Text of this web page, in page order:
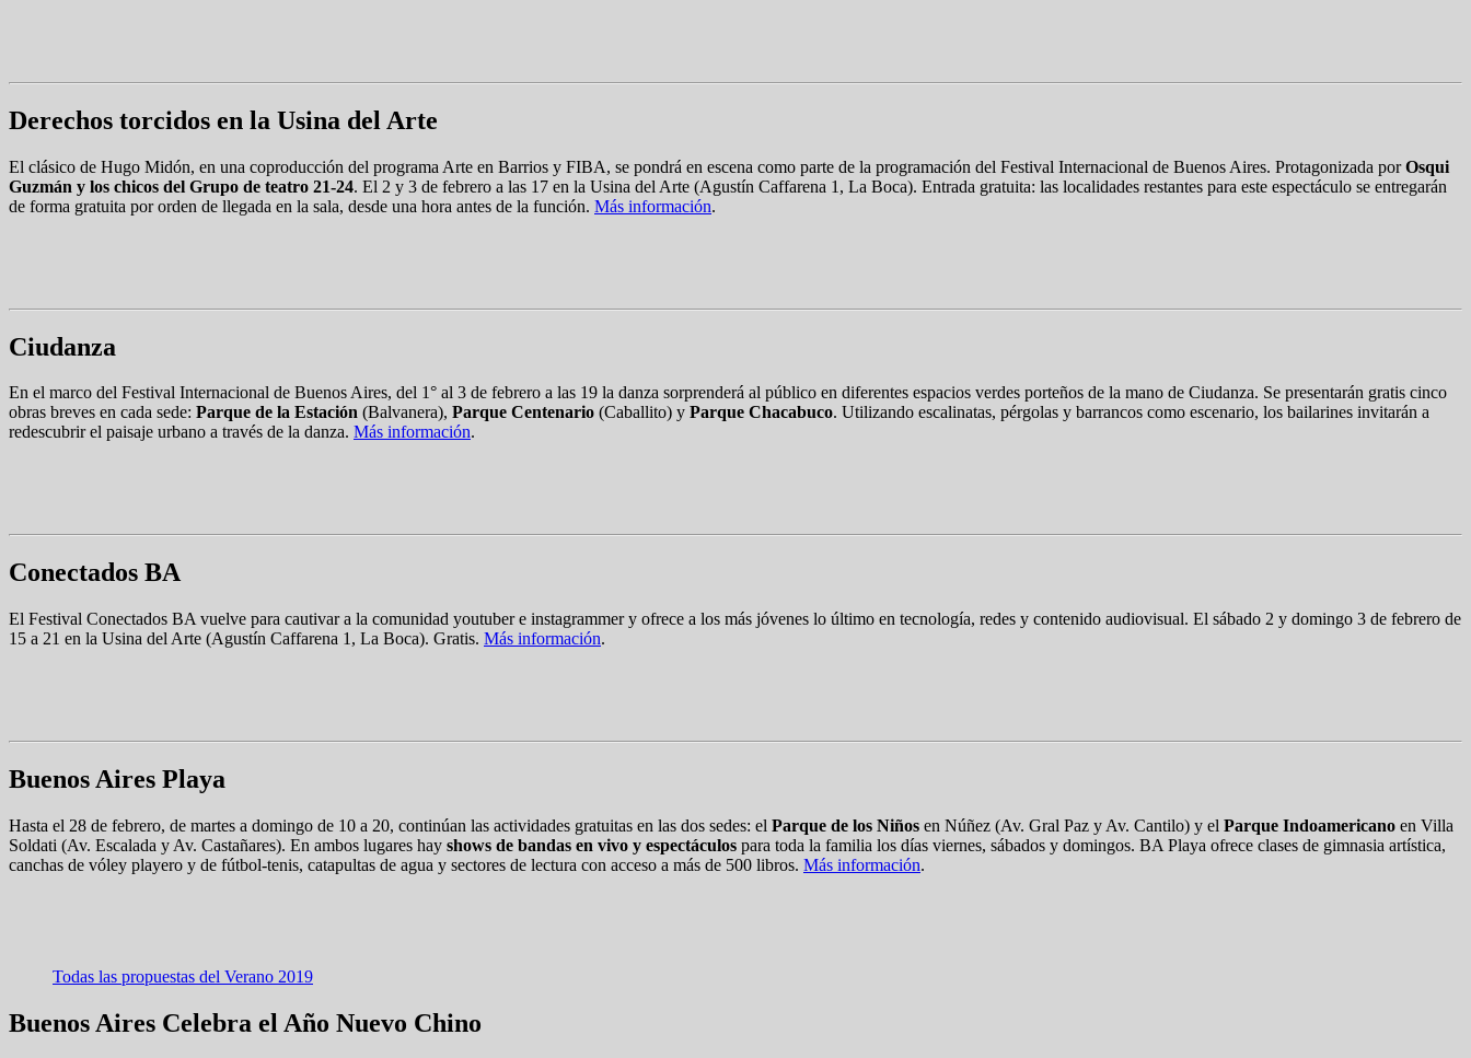
Derechos torcidos en la Usina del Arte
El clásico de Hugo Midón, en una coproducción del programa Arte en Barrios y FIBA, se pondrá en escena como parte de la programación del Festival Internacional de Buenos Aires. Protagonizada porOsqui
Guzmán y los chicos del Grupo de teatro 21-24. El 2 y 3 de febrero a las 17 en la Usina del Arte (Agustín Caffarena 1, La Boca). Entrada gratuita: las localidades restantes para este espectáculo se entregarán
de forma gratuita por orden de llegada en la sala, desde una hora antes de la función. Más información.
Ciudanza
En el marco del Festival Internacional de Buenos Aires, del 1° al 3 de febrero a las 19 la danza sorprenderá al público en diferentes espacios verdes porteños de la mano de Ciudanza. Se presentarán gratis cinco
obras breves en cada sede: Parque de la Estación (Balvanera), Parque Centenario (Caballito) y Parque Chacabuco. Utilizando escalinatas, pérgolas y barrancos como escenario, los bailarines invitarán a
redescubrir el paisaje urbano a través de la danza. Más información.
Conectados BA
El Festival Conectados BA vuelve para cautivar a la comunidad youtuber e instagrammer y ofrece a los más jóvenes lo último en tecnología, redes y contenido audiovisual. El sábado 2 y domingo 3 de febrero de
15 a 21 en la Usina del Arte (Agustín Caffarena 1, La Boca). Gratis. Más información.
Buenos Aires Playa
Hasta el 28 de febrero, de martes a domingo de 10 a 20, continúan las actividades gratuitas en las dos sedes: el Parque de los Niños en Núñez (Av. Gral Paz y Av. Cantilo) y el Parque Indoamericano en Villa
Soldati (Av. Escalada y Av. Castañares). En ambos lugares hay shows de bandas en vivo y espectáculos para toda la familia los días viernes, sábados y domingos. BA Playa ofrece clases de gimnasia artística,
canchas de vóley playero y de fútbol-tenis, catapultas de agua y sectores de lectura con acceso a más de 500 libros. Más información.
Todas las propuestas del Verano 2019
Buenos Aires Celebra el Año Nuevo Chino